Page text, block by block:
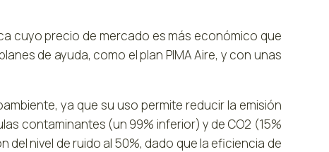
cuyo precio de mercado es más económico que
de ayuda, como el plan PIMA Aire, y con unas
ya que su uso permite reducir la emisión
contaminantes (un 99% inferior) y de CO2 (15%
del nivel de ruido al 50%, dado que la eficiencia de